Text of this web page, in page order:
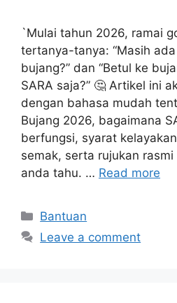
`Mulai tahun 2026, ramai
tertanya-tanya: “Masih
bujang?” dan “Betul ke
SARA saja?” 🤔 Artikel ini
dengan bahasa mudah
Bujang 2026, bagaimana
berfungsi, syarat
semak, serta rujukan
anda tahu. … Read more
Categories
Bantuan
Leave a comment